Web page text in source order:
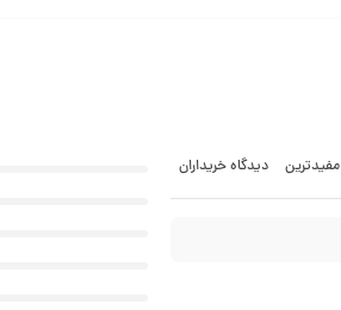
مفیدترین دیدگاه خریداران